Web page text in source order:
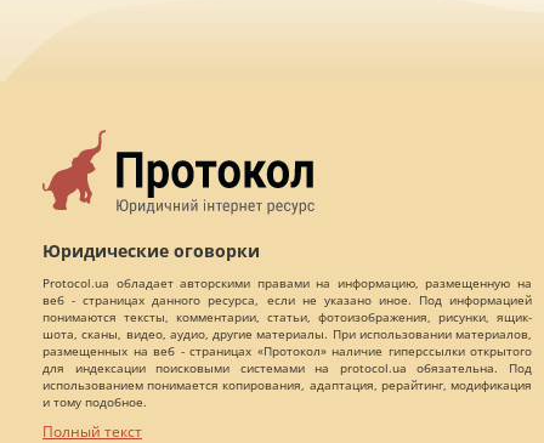
Юридические оговорки
Protocol.ua обладает авторскими правами на информацию, размещенную на
веб - страницах данного ресурса, если не указано иное. Под информацией
понимаются тексты, комментарии, статьи, фотоизображения, рисунки, ящик-
шота, сканы, видео, аудио, другие материалы. При использовании материалов,
размещенных на веб - страницах «Протокол» наличие гиперссылки открытого
для индексации поисковыми системами на protocol.ua обязательна. Под
использованием понимается копирования, адаптация, рерайтинг, модификация
и тому подобное.
Полный текст